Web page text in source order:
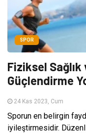
SPOR
Fiziksel
Güçlendirme
24 Kas 2023, Cum
Sporun en belirgin
iyileştirmesidir.